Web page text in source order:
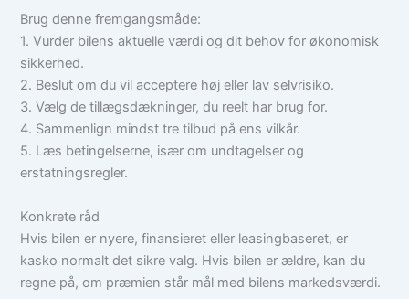
Brug denne fremgangsmåde:
1. Vurder bilens aktuelle værdi og dit behov for økonomisk
sikkerhed.
2. Beslut om du vil acceptere høj eller lav selvrisiko.
3. Vælg de tillægsdækninger, du reelt har brug for.
4. Sammenlign mindst tre tilbud på ens vilkår.
5. Læs betingelserne, især om undtagelser og
erstatningsregler.
Konkrete råd
Hvis bilen er nyere, finansieret eller leasingbaseret, er
kasko normalt det sikre valg. Hvis bilen er ældre, kan du
regne på, om præmien står mål med bilens markedsværdi.